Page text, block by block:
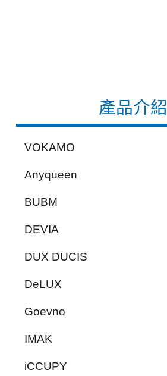
產品介紹
VOKAMO
Anyqueen
BUBM
DEVIA
DUX DUCIS
DeLUX
Goevno
IMAK
iCCUPY